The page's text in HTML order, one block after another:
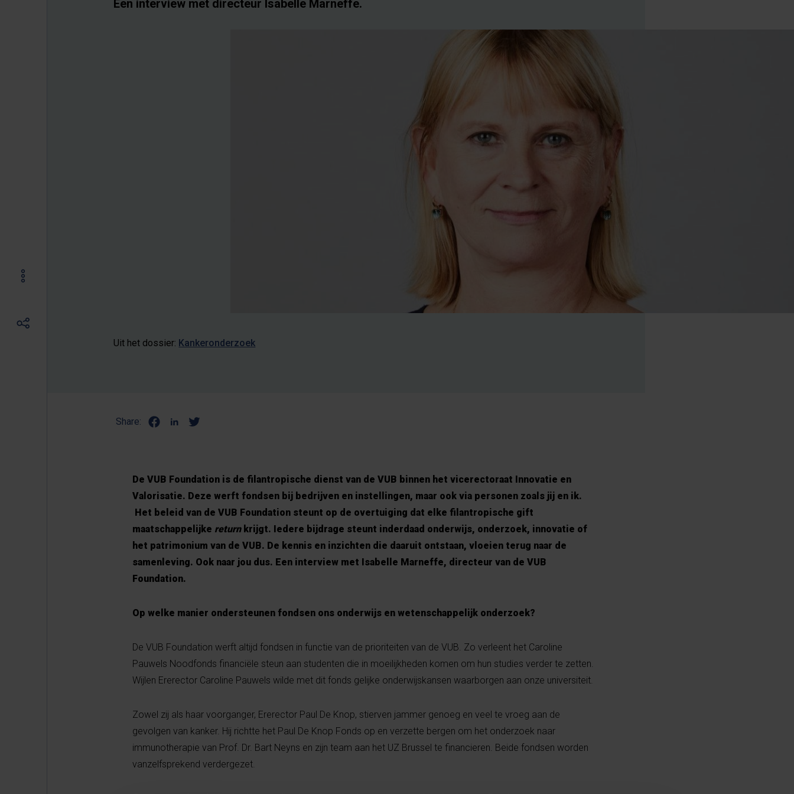
Een interview met directeur Isabelle Marneffe.
Uit het dossier: Kankeronderzoek
Share:
De VUB Foundation is de filantropische dienst van de VUB binnen het vicerectoraat Innovatie en
Valorisatie. Deze werft fondsen bij bedrijven en instellingen, maar ook via personen zoals jij en ik.
Het beleid van de VUB Foundation steunt op de overtuiging dat elke filantropische gift
maatschappelijke returnkrijgt. Iedere bijdrage steunt inderdaad onderwijs, onderzoek, innovatie of
het patrimonium van de VUB. De kennis en inzichten die daaruit ontstaan, vloeien terug naar de
samenleving. Ook naar jou dus. Een interview met Isabelle Marneffe, directeur van de VUB
Foundation.
Op welke manier ondersteunen fondsen ons onderwijs en wetenschappelijk onderzoek?
De VUB Foundation werft altijd fondsen in functie van de prioriteiten van de VUB. Zo verleent het Caroline
Pauwels Noodfonds financiële steun aan studenten die in moeilijkheden komen om hun studies verder te zetten.
Wijlen Ererector Caroline Pauwels wilde met dit fonds gelijke onderwijskansen waarborgen aan onze universiteit.
Zowel zij als haar voorganger, Ererector Paul De Knop, stierven jammer genoeg en veel te vroeg aan de
gevolgen van kanker. Hij richtte het Paul De Knop Fonds op en verzette bergen om het onderzoek naar
immunotherapie van Prof. Dr. Bart Neyns en zijn team aan het UZ Brussel te financieren. Beide fondsen worden
vanzelfsprekend verdergezet.